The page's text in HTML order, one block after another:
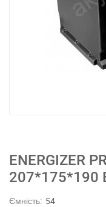
ENERGIZER
207*175*190
Ємність: 54